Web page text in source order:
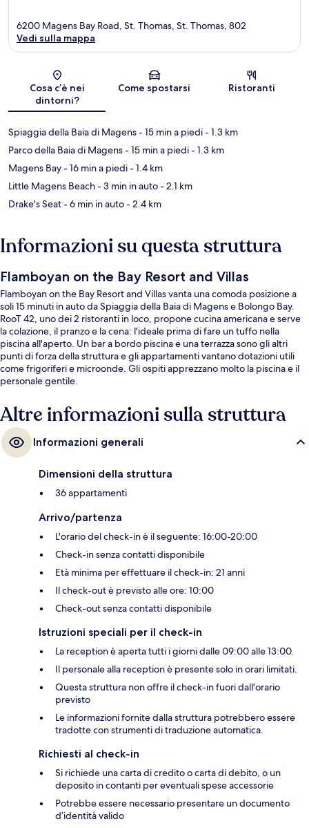
Mappa
6200 Magens Bay Road, St. Thomas, St. Thomas, 802
Vedi sulla mappa
Cosa c’è nei
dintorni?
Come spostarsi Ristoranti
Spiaggia della Baia di Magens- 15 min a piedi- 1.3 km
Parco della Baia di Magens- 15 min a piedi- 1.3 km
Magens Bay- 16 min a piedi- 1.4 km
Little Magens Beach- 3 min in auto- 2.1 km
Drake's Seat- 6 min in auto- 2.4 km
Informazioni su questa struttura
Flamboyan on the Bay Resort and Villas
Flamboyan on the Bay Resort and Villas vanta una comoda posizione a
soli 15 minuti in auto da Spiaggia della Baia di Magens e Bolongo Bay.
RooT 42, uno dei 2 ristoranti in loco, propone cucina americana e serve
la colazione, il pranzo e la cena: l'ideale prima di fare un tuffo nella
piscina all'aperto. Un bar a bordo piscina e una terrazza sono gli altri
punti di forza della struttura e gli appartamenti vantano dotazioni utili
come frigoriferi e microonde. Gli ospiti apprezzano molto la piscina e il
personale gentile.
Altre informazioni sulla struttura
Informazioni generali
Dimensioni della struttura
36 appartamenti
Arrivo/partenza
L'orario del check-in è il seguente: 16:00-20:00
Check-in senza contatti disponibile
Età minima per effettuare il check-in: 21 anni
Il check-out è previsto alle ore: 10:00
Check-out senza contatti disponibile
Istruzioni speciali per il check-in
La reception è aperta tutti i giorni dalle 09:00 alle 13:00.
Il personale alla reception è presente solo in orari limitati.
Questa struttura non offre il check-in fuori dall'orario
previsto
Le informazioni fornite dalla struttura potrebbero essere
tradotte con strumenti di traduzione automatica.
Richiesti al check-in
Si richiede una carta di credito o carta di debito, o un
deposito in contanti per eventuali spese accessorie
Potrebbe essere necessario presentare un documento
d’identità valido